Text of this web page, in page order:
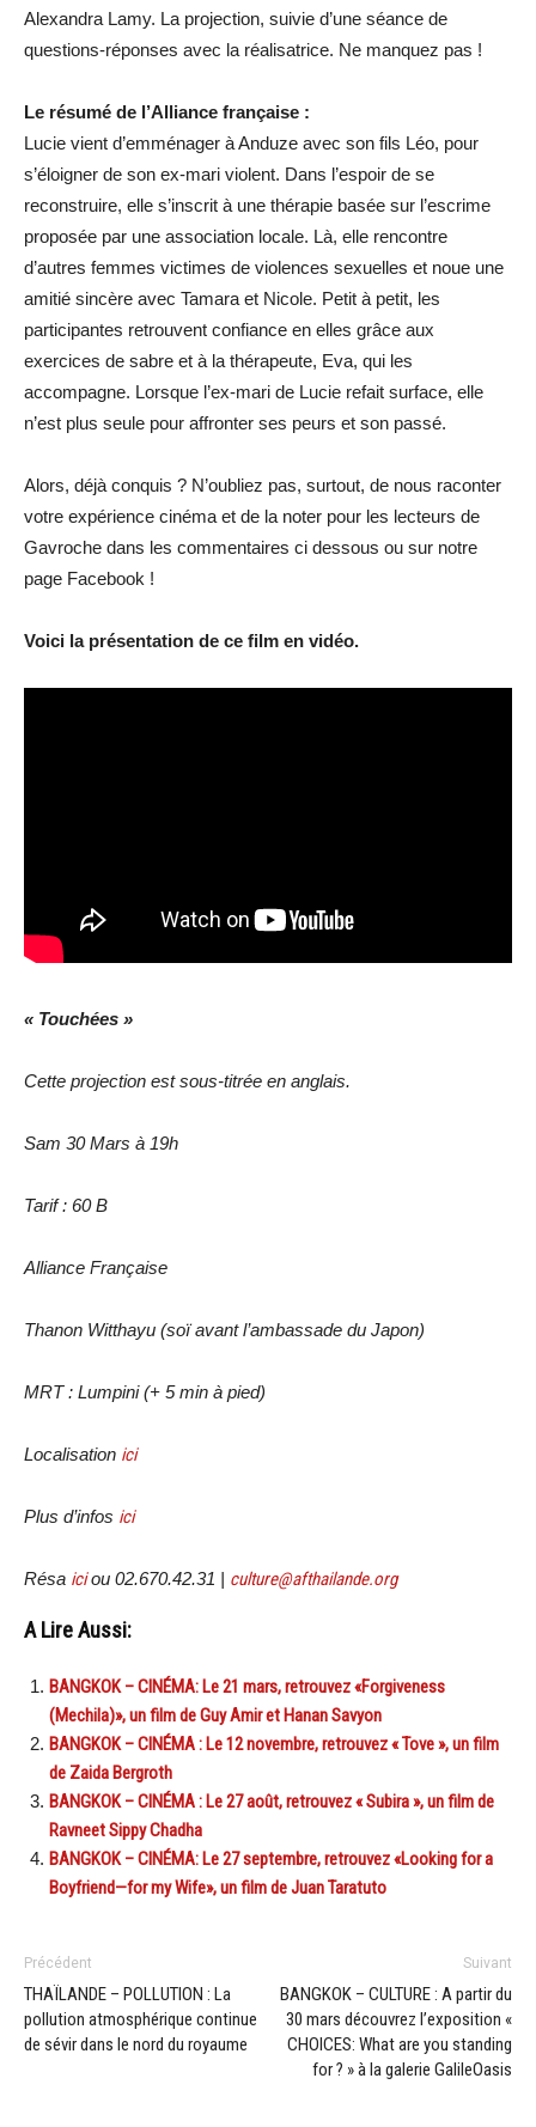
Alexandra Lamy. La projection, suivie d’une séance de
questions-réponses avec la réalisatrice. Ne manquez pas !
Le résumé de l’Alliance française :
Lucie vient d’emménager à Anduze avec son fils Léo, pour
s’éloigner de son ex-mari violent. Dans l’espoir de se
reconstruire, elle s’inscrit à une thérapie basée sur l’escrime
proposée par une association locale. Là, elle rencontre
d’autres femmes victimes de violences sexuelles et noue une
amitié sincère avec Tamara et Nicole. Petit à petit, les
participantes retrouvent confiance en elles grâce aux
exercices de sabre et à la thérapeute, Eva, qui les
accompagne. Lorsque l’ex-mari de Lucie refait surface, elle
n’est plus seule pour affronter ses peurs et son passé.
Alors, déjà conquis ? N’oubliez pas, surtout, de nous raconter
votre expérience cinéma et de la noter pour les lecteurs de
Gavroche dans les commentaires ci dessous ou sur notre
page Facebook !
Voici la présentation de ce film en vidéo.
« Touchées »
Cette projection est sous-titrée en anglais.
Sam 30 Mars à 19h
Tarif : 60 B
Alliance Française
Thanon Witthayu (soï avant l’ambassade du Japon)
MRT : Lumpini (+ 5 min à pied)
Localisation ici
Plus d’infos ici
Résa iciou 02.670.42.31 | culture@afthailande.org
A Lire Aussi:
BANGKOK – CINÉMA: Le 21 mars, retrouvez «Forgiveness
(Mechila)», un film de Guy Amir et Hanan Savyon
BANGKOK – CINÉMA : Le 12 novembre, retrouvez « Tove », un film
de Zaida Bergroth
BANGKOK – CINÉMA : Le 27 août, retrouvez « Subira », un film de
Ravneet Sippy Chadha
BANGKOK – CINÉMA: Le 27 septembre, retrouvez «Looking for a
Boyfriend—for my Wife», un film de Juan Taratuto
Précédent
THAÏLANDE – POLLUTION : La
pollution atmosphérique continue
de sévir dans le nord du royaume
Suivant
BANGKOK – CULTURE : A partir du
30 mars découvrez l’exposition «
CHOICES: What are you standing
for ? » à la galerie GalileOasis